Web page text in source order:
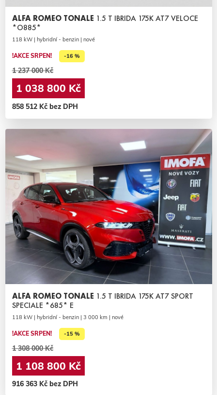
ALFA ROMEO TONALE 1.5 T IBRIDA 175K AT7 VELOCE
*O885*
118 kW | hybridní - benzin | nové
!AKCE SRPEN! -16 %
1 237 000 Kč
1 038 800 Kč
858 512 Kč bez DPH
ALFA ROMEO TONALE 1.5 T IBRIDA 175K AT7 SPORT
SPECIALE *685* E
118 kW | hybridní - benzin | 3 000 km | nové
!AKCE SRPEN! -15 %
1 308 000 Kč
1 108 800 Kč
916 363 Kč bez DPH